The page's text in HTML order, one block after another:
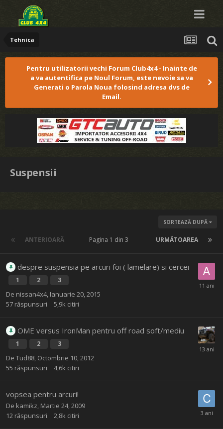
Tehnica
Pentru utilizatorii vechi Forum Club4x4 - Inainte de
a va autentifica pe Noul Forum, este nevoie sa va
Generati o Parola Noua folosind adresa dvs de
Email.
Suspensii
SORTEAZĂ DUPĂ
ANTERIOARĂ URMĂTOAREA
Pagina 1 din 3
despre suspensia pe arcuri foi ( lamelare) si cercei
1 2 3
De nissan4x4, Ianuarie 20, 2015
57 răspunsuri 5,9k citiri
OME versus IronMan pentru off road soft/mediu
1 2 3
De Tud88 Octombrie 10, 2012
55 răspunsuri 4,6k citiri
vopsea pentru arcuri!
De kamikz Martie 24, 2009
12 răspunsuri 2,8k citiri